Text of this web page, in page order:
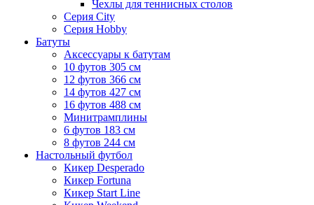
Чехлы для теннисных столов
Серия City
Серия Hobby
Батуты
Аксессуары к батутам
10 футов 305 см
12 футов 366 см
14 футов 427 см
16 футов 488 см
Минитрамплины
6 футов 183 см
8 футов 244 см
Настольный футбол
Кикер Desperado
Кикер Fortuna
Кикер Start Line